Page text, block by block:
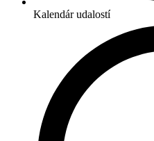
Kalendár udalostí